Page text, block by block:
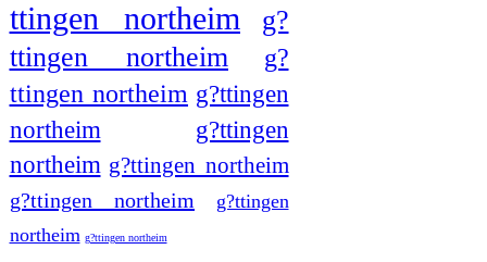
ttingen northeim
g?
ttingen northeim
g?
ttingen northeim g?ttingen
northeim
g?ttingen
northeim g?ttingen northeim
g?ttingen northeim
g?ttingen
northeim g?ttingen northeim